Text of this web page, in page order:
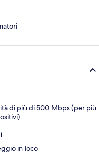
di più di 500 Mbps (per più
in loco